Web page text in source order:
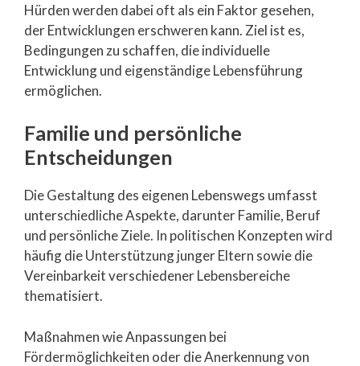
Hürden werden dabei oft als ein Faktor gesehen,
der Entwicklungen erschweren kann. Ziel ist es,
Bedingungen zu schaffen, die individuelle
Entwicklung und eigenständige Lebensführung
ermöglichen.
Familie und persönliche
Entscheidungen
Die Gestaltung des eigenen Lebenswegs umfasst
unterschiedliche Aspekte, darunter Familie, Beruf
und persönliche Ziele. In politischen Konzepten wird
häufig die Unterstützung junger Eltern sowie die
Vereinbarkeit verschiedener Lebensbereiche
thematisiert.
Maßnahmen wie Anpassungen bei
Fördermöglichkeiten oder die Anerkennung von